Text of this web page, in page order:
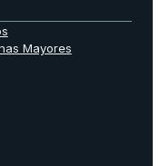
Mayores